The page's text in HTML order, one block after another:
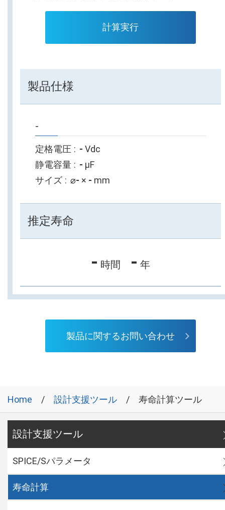
計算実行
製品仕様
-
定格電圧 - Vdc
静電容量
- µF
サイズ
⌀- × - mm
推定寿命
- 時間 - 年
製品に関するお問い合わせ
Home 設計支援ツール 寿命計算ツール
設計支援ツール
SPICE/Sパラメータ
寿命計算